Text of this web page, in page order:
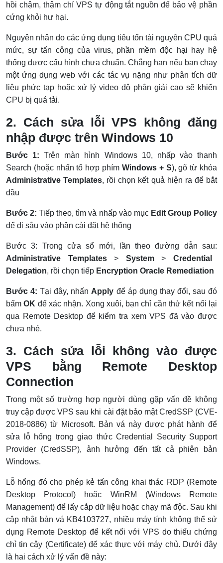
hồi chậm, thậm chí VPS tự động tắt nguồn để bảo vệ phần
cứng khỏi hư hại.
Nguyên nhân do các ứng dụng tiêu tốn tài nguyên CPU quá
mức, sự tấn công của virus, phần mềm độc hại hay hệ
thống được cấu hình chưa chuẩn. Chẳng hạn nếu bạn chạy
một ứng dụng web với các tác vụ nặng như phân tích dữ
liệu phức tạp hoặc xử lý video độ phân giải cao sẽ khiến
CPU bị quá tải.
2. Cách sửa lỗi VPS không đăng
nhập được trên Windows 10
Bước 1: Trên màn hình Windows 10, nhấp vào thanh
Search (hoặc nhấn tổ hợp phím Windows + S), gõ từ khóa
Administrative Templates, rồi chọn kết quả hiện ra để bắt
đầu
Bước 2: Tiếp theo, tìm và nhấp vào mục Edit Group Policy
để đi sâu vào phần cài đặt hệ thống
Bước 3: Trong cửa sổ mới, lần theo đường dẫn sau:
Administrative Templates> System> Credential
Delegation, rồi chọn tiếp Encryption Oracle Remediation
Bước 4: Tại đây, nhấn Apply để áp dụng thay đổi, sau đó
bấmOK để xác nhận. Xong xuôi, bạn chỉ cần thử kết nối lại
qua Remote Desktop để kiểm tra xem VPS đã vào được
chưa nhé.
3. Cách sửa lỗi không vào được
VPS bằng Remote Desktop
Connection
Trong một số trường hợp người dùng gặp vấn đề không
truy cập được VPS sau khi cài đặt bảo mật CredSSP (CVE-
2018-0886) từ Microsoft. Bản vá này được phát hành để
sửa lỗ hổng trong giao thức Credential Security Support
Provider (CredSSP), ảnh hưởng đến tất cả phiên bản
Windows.
Lỗ hổng đó cho phép kẻ tấn công khai thác RDP (Remote
Desktop Protocol) hoặc WinRM (Windows Remote
Management) để lấy cắp dữ liệu hoặc chạy mã độc. Sau khi
cập nhật bản vá KB4103727, nhiều máy tính không thể sử
dụng Remote Desktop để kết nối với VPS do thiếu chứng
chỉ tin cậy (Certificate) để xác thực với máy chủ. Dưới đây
là hai cách xử lý vấn đề này: